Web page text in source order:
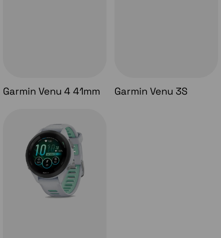
Garmin Venu 4 41mm Garmin Venu 3S